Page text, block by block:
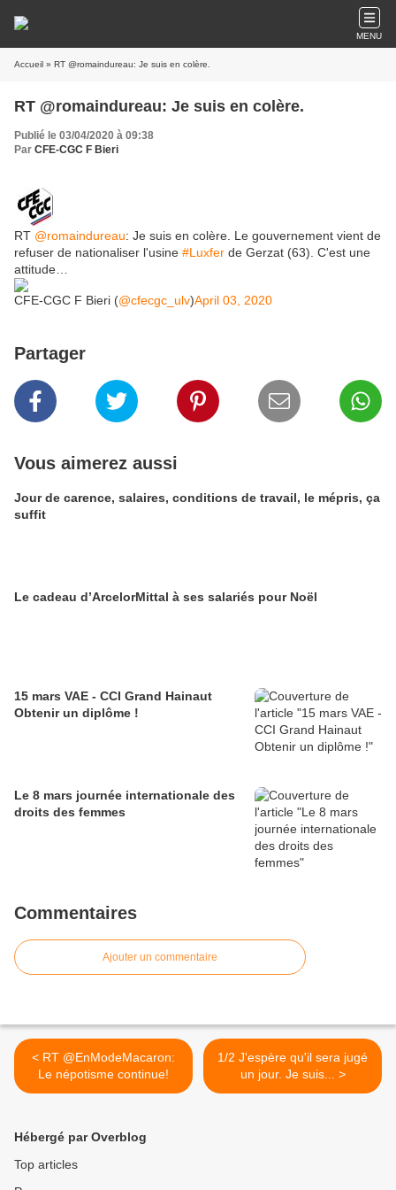
MENU
Accueil » RT @romaindureau: Je suis en colère.
RT @romaindureau: Je suis en colère.
Publié le 03/04/2020 à 09:38
Par CFE-CGC F Bieri
RT @romaindureau: Je suis en colère. Le gouvernement vient de
refuser de nationaliser l'usine #Luxfer de Gerzat (63). C'est une
attitude…
CFE-CGC F Bieri (@cfecgc_ulv)April 03, 2020
Partager
Vous aimerez aussi
Jour de carence, salaires, conditions de travail, le mépris, ça
suffit
Le cadeau d’ArcelorMittal à ses salariés pour Noël
15 mars VAE - CCI Grand Hainaut
Obtenir un diplôme !
Le 8 mars journée internationale des
droits des femmes
Commentaires
Ajouter un commentaire
< RT @EnModeMacaron:
Le népotisme continue!
1/2 J'espère qu'il sera jugé
un jour. Je suis... >
Hébergé par Overblog
Top articles